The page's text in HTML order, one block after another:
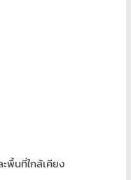
พื้นที่ใกล้เคียง